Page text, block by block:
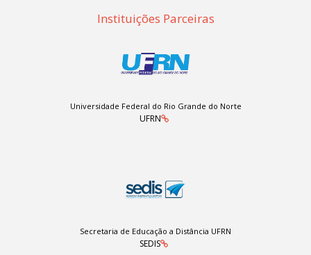
Instituições Parceiras
Universidade Federal do Rio Grande do Norte
UFRN
Secretaria de Educação a Distância UFRN
SEDIS